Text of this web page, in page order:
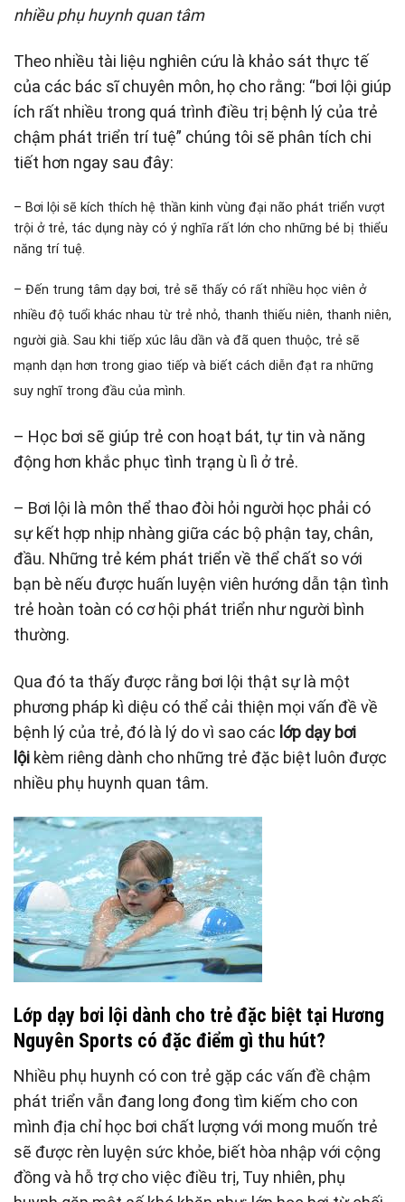
nhiều phụ huynh quan tâm
Theo nhiều tài liệu nghiên cứu là khảo sát thực tế
của các bác sĩ chuyên môn, họ cho rằng: “bơi lội giúp
ích rất nhiều trong quá trình điều trị bệnh lý của trẻ
chậm phát triển trí tuệ” chúng tôi sẽ phân tích chi
tiết hơn ngay sau đây:
– Bơi lội sẽ kích thích hệ thần kinh vùng đại não phát triển vượt
trội ở trẻ, tác dụng này có ý nghĩa rất lớn cho những bé bị thiểu
năng trí tuệ.
– Đến trung tâm dạy bơi, trẻ sẽ thấy có rất nhiều học viên ở
nhiều độ tuổi khác nhau từ trẻ nhỏ, thanh thiếu niên, thanh niên,
người già. Sau khi tiếp xúc lâu dần và đã quen thuộc, trẻ sẽ
mạnh dạn hơn trong giao tiếp và biết cách diễn đạt ra những
suy nghĩ trong đầu của mình.
– Học bơi sẽ giúp trẻ con hoạt bát, tự tin và năng
động hơn khắc phục tình trạng ù lì ở trẻ.
– Bơi lội là môn thể thao đòi hỏi người học phải có
sự kết hợp nhịp nhàng giữa các bộ phận tay, chân,
đầu. Những trẻ kém phát triển về thể chất so với
bạn bè nếu được huấn luyện viên hướng dẫn tận tình
trẻ hoàn toàn có cơ hội phát triển như người bình
thường.
Qua đó ta thấy được rằng bơi lội thật sự là một
phương pháp kì diệu có thể cải thiện mọi vấn đề về
bệnh lý của trẻ, đó là lý do vì sao các lớp dạy bơi
lội kèm riêng dành cho những trẻ đặc biệt luôn được
nhiều phụ huynh quan tâm.
Lớp dạy bơi lội dành cho trẻ đặc biệt tại Hương
Nguyên Sports có đặc điểm gì thu hút?
Nhiều phụ huynh có con trẻ gặp các vấn đề chậm
phát triển vẫn đang long đong tìm kiếm cho con
mình địa chỉ học bơi chất lượng với mong muốn trẻ
sẽ được rèn luyện sức khỏe, biết hòa nhập với cộng
đồng và hỗ trợ cho việc điều trị, Tuy nhiên, phụ